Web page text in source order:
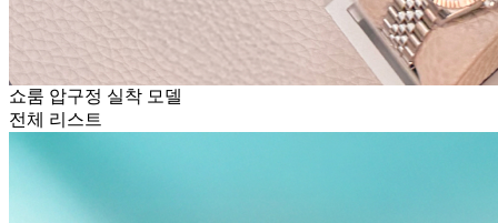
쇼룸 압구정 실착 모델
전체 리스트